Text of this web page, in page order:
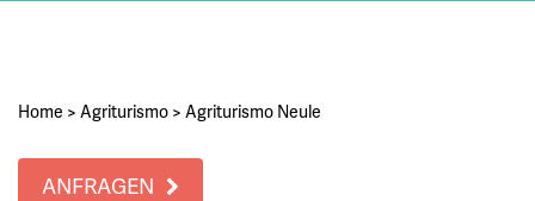
Home > Agriturismo > Agriturismo Neule
ANFRAGEN